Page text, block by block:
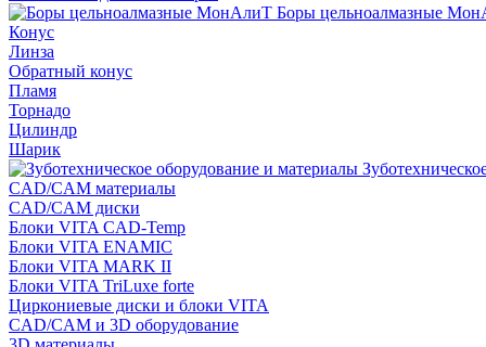
Боры цельноалмазные
Конус
Линза
Обратный конус
Пламя
Торнадо
Цилиндр
Шарик
CAD/CAM материалы
CAD/CAM диски
Блоки VITA CAD-Temp
Блоки VITA ENAMIC
Блоки VITA MARK II
Блоки VITA TriLuxe forte
Циркониевые диски и блоки VITA
CAD/CAM и 3D оборудование